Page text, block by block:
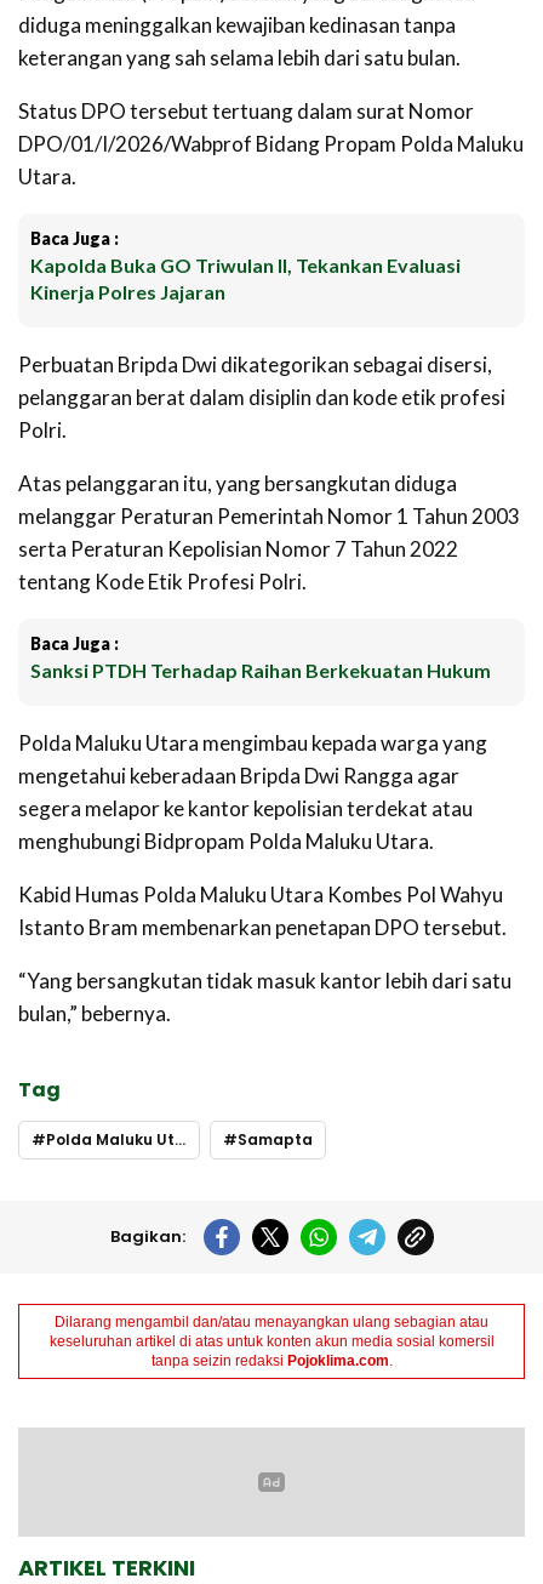
diduga meninggalkan kewajiban kedinasan tanpa
keterangan yang sah selama lebih dari satu bulan.
Status DPO tersebut tertuang dalam surat Nomor
DPO/01/I/2026/Wabprof Bidang Propam Polda Maluku
Utara.
Baca Juga :
Kapolda Buka GO Triwulan II, Tekankan Evaluasi
Kinerja Polres Jajaran
Perbuatan Bripda Dwi dikategorikan sebagai disersi,
pelanggaran berat dalam disiplin dan kode etik profesi
Polri.
‎Atas pelanggaran itu, yang bersangkutan diduga
melanggar Peraturan Pemerintah Nomor 1 Tahun 2003
serta Peraturan Kepolisian Nomor 7 Tahun 2022
tentang Kode Etik Profesi Polri.
Baca Juga :
Sanksi PTDH Terhadap Raihan Berkekuatan Hukum
‎Polda Maluku Utara mengimbau kepada warga yang
mengetahui keberadaan Bripda Dwi Rangga agar
segera melapor ke kantor kepolisian terdekat atau
menghubungi Bidpropam Polda Maluku Utara.
‎Kabid Humas Polda Maluku Utara Kombes Pol Wahyu
Istanto Bram membenarkan penetapan DPO tersebut.
‎“Yang bersangkutan tidak masuk kantor lebih dari satu
bulan,” bebernya.
Tag
Polda Maluku Utara Samapta
Bagikan:
Dilarang mengambil dan/atau menayangkan ulang sebagian atau
keseluruhan artikel di atas untuk konten akun media sosial komersil
tanpa seizin redaksi Pojoklima.com.
ARTIKEL TERKINI